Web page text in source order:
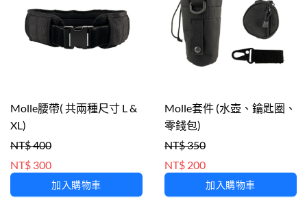
Molle腰帶( 共兩種尺寸 L &
XL)
NT$ 400
NT$ 300
加入購物車
Molle套件 (水壺、鑰匙圈、
零錢包)
NT$ 350
NT$ 200
加入購物車